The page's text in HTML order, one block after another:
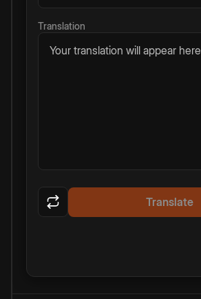
Translation
Your translation will appear
Translate